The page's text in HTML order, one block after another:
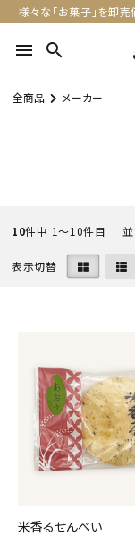
様々な「お菓子」を卸
menu search
全商品 メーカー
10件中 1〜10件目
表示切替
米香るせんべい